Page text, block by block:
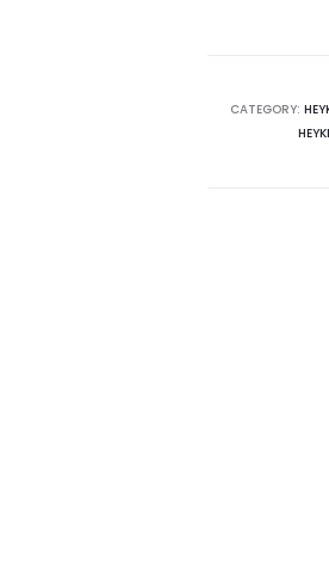
CATEGORY: